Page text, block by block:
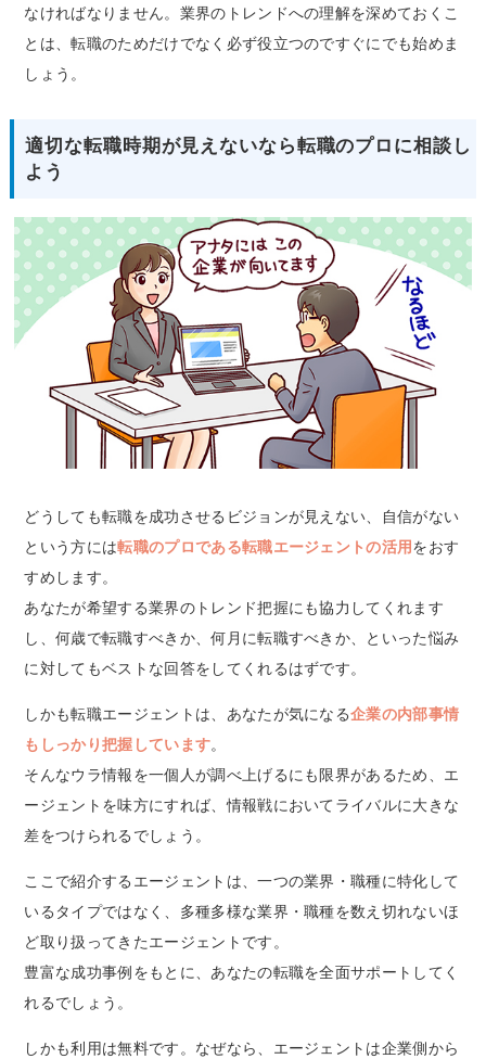
なければなりません。業界のトレンドへの理解を深めておくこ
とは、転職のためだけでなく必ず役立つのですぐにでも始めま
しょう。
適切な転職時期が見えないなら転職のプロに相談し
よう
どうしても転職を成功させるビジョンが見えない、自信がない
という方には転職のプロである転職エージェントの活用をおす
すめします。
あなたが希望する業界のトレンド把握にも協力してくれます
し、何歳で転職すべきか、何月に転職すべきか、といった悩み
に対してもベストな回答をしてくれるはずです。
しかも転職エージェントは、あなたが気になる企業の内部事情
もしっかり把握しています。
そんなウラ情報を一個人が調べ上げるにも限界があるため、エ
ージェントを味方にすれば、情報戦においてライバルに大きな
差をつけられるでしょう。
ここで紹介するエージェントは、一つの業界・職種に特化して
いるタイプではなく、多種多様な業界・職種を数え切れないほ
ど取り扱ってきたエージェントです。
豊富な成功事例をもとに、あなたの転職を全面サポートしてく
れるでしょう。
しかも利用は無料です。なぜなら、エージェントは企業側から